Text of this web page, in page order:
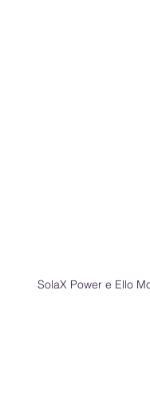
SolaX Power e Ello